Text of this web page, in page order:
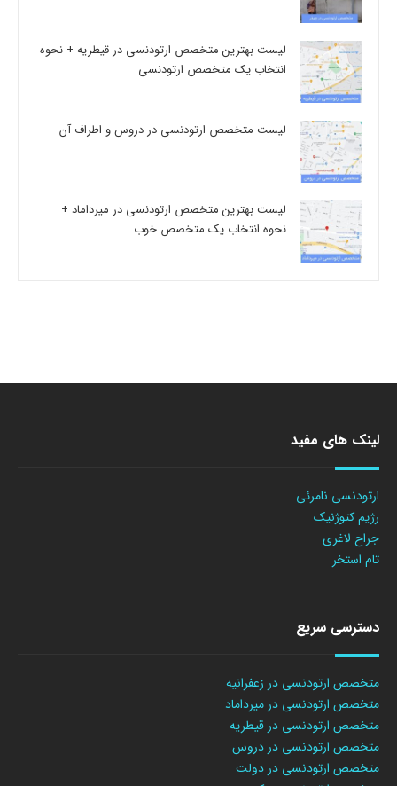
لیست بهترین متخصص ارتودنسی در قیطریه + نحوه
انتخاب یک متخصص ارتودنسی
لیست متخصص ارتودنسی در دروس و اطراف آن
لیست بهترین متخصص ارتودنسی در میرداماد +
نحوه انتخاب یک متخصص خوب
لینک های مفید
ارتودنسی نامرئی
رژیم کتوژنیک
جراح لاغری
تام استخر
دسترسی سریع
متخصص ارتودنسی در زعفرانیه
متخصص ارتودنسی در میرداماد
متخصص ارتودنسی در قیطریه
متخصص ارتودنسی در دروس
متخصص ارتودنسی در دولت